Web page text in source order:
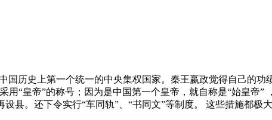
历史上第一个统一的中央集权国家。秦王嬴政觉得自己的功
“皇帝”的称号；因为是中国第一个皇帝，就自称是“始皇帝”
县。还下令实行“车同轨”、“书同文”等制度。 这些措施都极